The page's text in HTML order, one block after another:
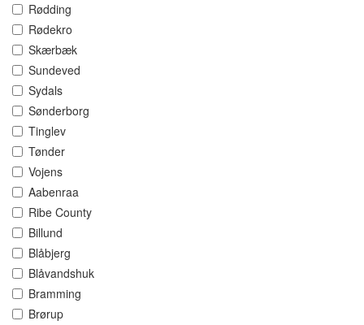
Rødding
Rødekro
Skærbæk
Sundeved
Sydals
Sønderborg
Tinglev
Tønder
Vojens
Aabenraa
Ribe County
Billund
Blåbjerg
Blåvandshuk
Bramming
Brørup